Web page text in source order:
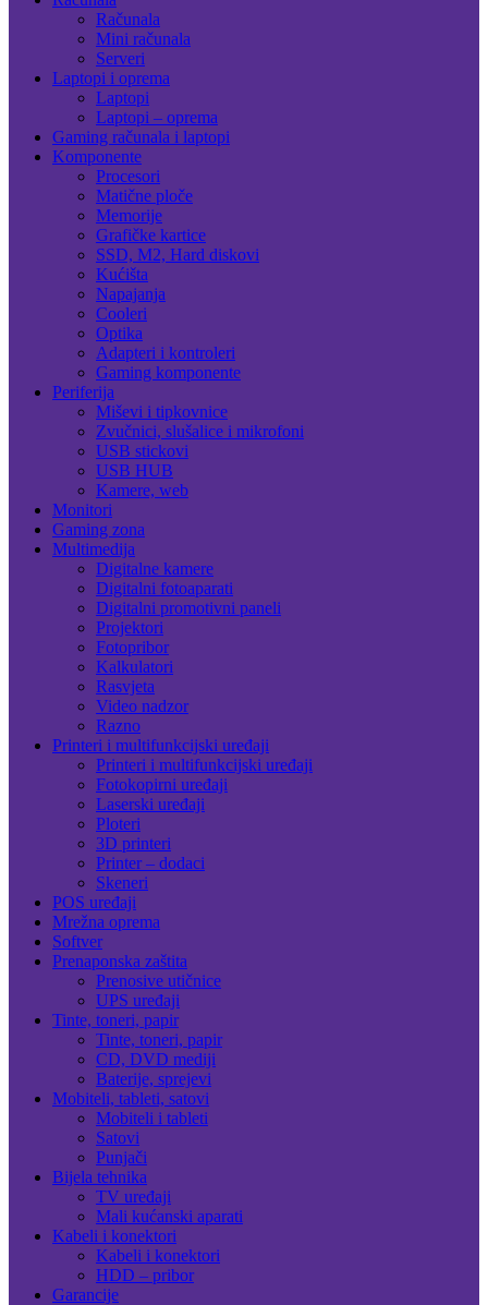
Računala
Mini računala
Serveri
Laptopi i oprema
Laptopi
Laptopi – oprema
Gaming računala i laptopi
Komponente
Procesori
Matične ploče
Memorije
Grafičke kartice
SSD, M2, Hard diskovi
Kućišta
Napajanja
Cooleri
Optika
Adapteri i kontroleri
Gaming komponente
Periferija
Miševi i tipkovnice
Zvučnici, slušalice i mikrofoni
USB stickovi
USB HUB
Kamere, web
Monitori
Gaming zona
Multimedija
Digitalne kamere
Digitalni fotoaparati
Digitalni promotivni paneli
Projektori
Fotopribor
Kalkulatori
Rasvjeta
Video nadzor
Razno
Printeri i multifunkcijski uređaji
Printeri i multifunkcijski uređaji
Fotokopirni uređaji
Laserski uređaji
Ploteri
3D printeri
Printer – dodaci
Skeneri
POS uređaji
Mrežna oprema
Softver
Prenaponska zaštita
Prenosive utičnice
UPS uređaji
Tinte, toneri, papir
Tinte, toneri, papir
CD, DVD mediji
Baterije, sprejevi
Mobiteli, tableti, satovi
Mobiteli i tableti
Satovi
Punjači
Bijela tehnika
TV uređaji
Mali kućanski aparati
Kabeli i konektori
Kabeli i konektori
HDD – pribor
Garancije